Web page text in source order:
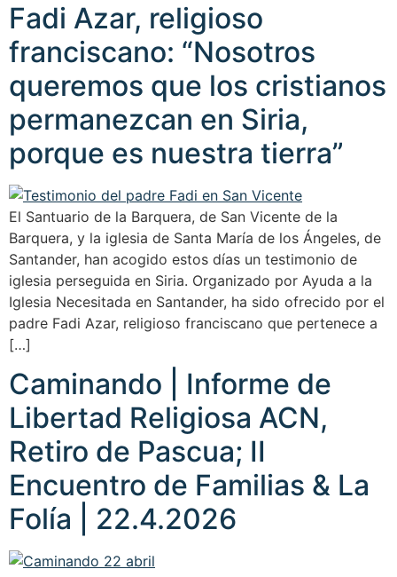
Fadi Azar, religioso
franciscano: “Nosotros
queremos que los cristianos
permanezcan en Siria,
porque es nuestra tierra”
El Santuario de la Barquera, de San Vicente de la
Barquera, y la iglesia de Santa María de los Ángeles, de
Santander, han acogido estos días un testimonio de
iglesia perseguida en Siria. Organizado por Ayuda a la
Iglesia Necesitada en Santander, ha sido ofrecido por el
padre Fadi Azar, religioso franciscano que pertenece a
[…]
Caminando | Informe de
Libertad Religiosa ACN,
Retiro de Pascua; II
Encuentro de Familias & La
Folía | 22.4.2026